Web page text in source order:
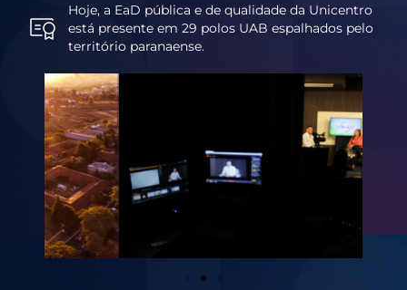
Hoje, a EaD pública e de qualidade da Unicentro
está presente em 29 polos UAB espalhados pelo
território paranaense.